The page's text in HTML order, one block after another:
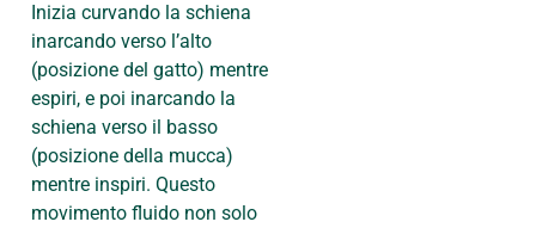
Inizia curvando la schiena
inarcando verso l’alto
(posizione del gatto) mentre
espiri, e poi inarcando la
schiena verso il basso
(posizione della mucca)
mentre inspiri. Questo
movimento fluido non solo